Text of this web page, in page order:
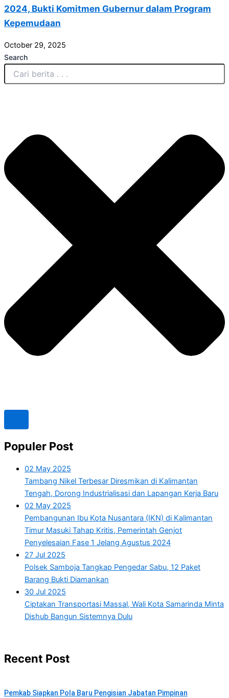
2024, Bukti Komitmen Gubernur dalam Program
Kepemudaan
October 29, 2025
Search
Populer Post
02 May 2025
Tambang Nikel Terbesar Diresmikan di Kalimantan
Tengah, Dorong Industrialisasi dan Lapangan Kerja Baru
02 May 2025
Pembangunan Ibu Kota Nusantara (IKN) di Kalimantan
Timur Masuki Tahap Kritis, Pemerintah Genjot
Penyelesaian Fase 1 Jelang Agustus 2024
27 Jul 2025
Polsek Samboja Tangkap Pengedar Sabu, 12 Paket
Barang Bukti Diamankan
30 Jul 2025
Ciptakan Transportasi Massal, Wali Kota Samarinda Minta
Dishub Bangun Sistemnya Dulu
Recent Post
Pemkab Siapkan Pola Baru Pengisian Jabatan Pimpinan